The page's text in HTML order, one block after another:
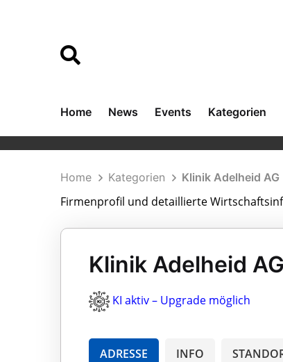
Home News Events Kategorien
Home Kategorien Klinik Adelheid AG
Firmenprofil und detaillierte
Klinik Adelheid
KI aktiv – Upgrade möglich
ADRESSE INFO